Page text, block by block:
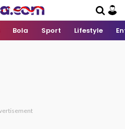
Bola Sport Lifestyle